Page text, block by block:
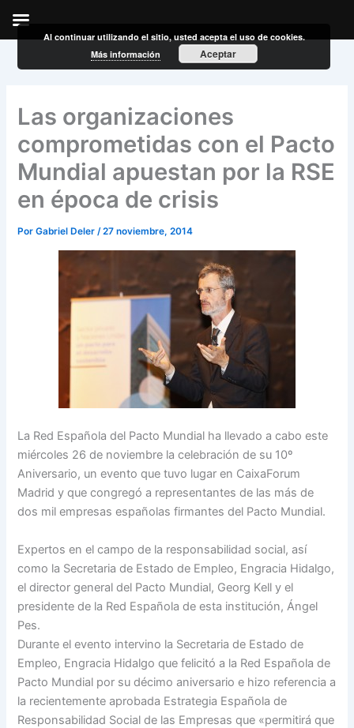
Las organizaciones
comprometidas con el Pacto
Mundial apuestan por la RSE
en época de crisis
PorGabriel Deler/27 noviembre, 2014
La Red Española del Pacto Mundial ha llevado a cabo este
miércoles 26 de noviembre la celebración de su 10º
Aniversario, un evento que tuvo lugar en CaixaForum
Madrid y que congregó a representantes de las más de
dos mil empresas españolas firmantes del Pacto Mundial.
Expertos en el campo de la responsabilidad social, así
como la Secretaria de Estado de Empleo, Engracia Hidalgo,
el director general del Pacto Mundial, Georg Kell y el
presidente de la Red Española de esta institución, Ángel
Pes.
Durante el evento intervino la Secretaria de Estado de
Empleo, Engracia Hidalgo que felicitó a la Red Española de
Pacto Mundial por su décimo aniversario e hizo referencia a
la recientemente aprobada Estrategia Española de
Responsabilidad Social de las Empresas que «permitirá que
Al continuar utilizando el sitio, usted acepta el uso de cookies.
Más información
Aceptar